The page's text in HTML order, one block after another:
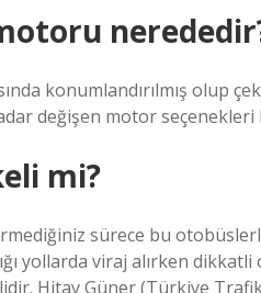
konumlandırılmış olup
değişen motor
mi?
sürece bu
yollarda viraj alırken
Hitay Güner (Türkiye Trafik